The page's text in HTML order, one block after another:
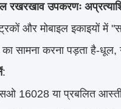
रखरखाव उपकरणः
ट्रकों और मोबाइल इकाइयों
का सामना करना पड़ता है-
:
16028 या प्रबलित